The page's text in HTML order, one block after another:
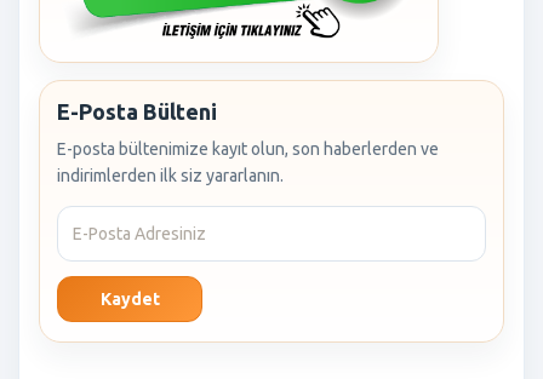
E-Posta Bülteni
E-posta bültenimize kayıt olun, son haberlerden ve
indirimlerden ilk siz yararlanın.
Kaydet